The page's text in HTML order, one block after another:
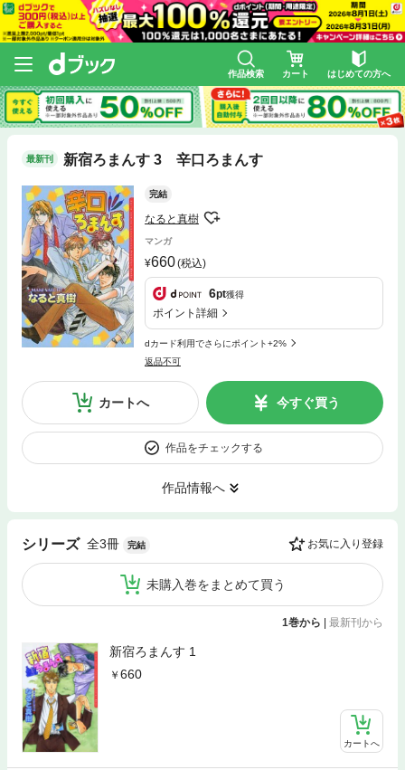
作品検索 カート はじめての方へ
最新刊 新宿ろまんす 3 辛口ろまんす
完結
なると真樹
マンガ
660(税込)
6pt獲得
ポイント詳細
dカード利用でさらにポイント+2%
返品不可
カートへ 今すぐ買う
作品をチェックする
作品情報へ
シリーズ 全3冊 完結 お気に入り登録
未購入巻をまとめて買う
1巻から 最新刊から
新宿ろまんす 1
660
カートへ